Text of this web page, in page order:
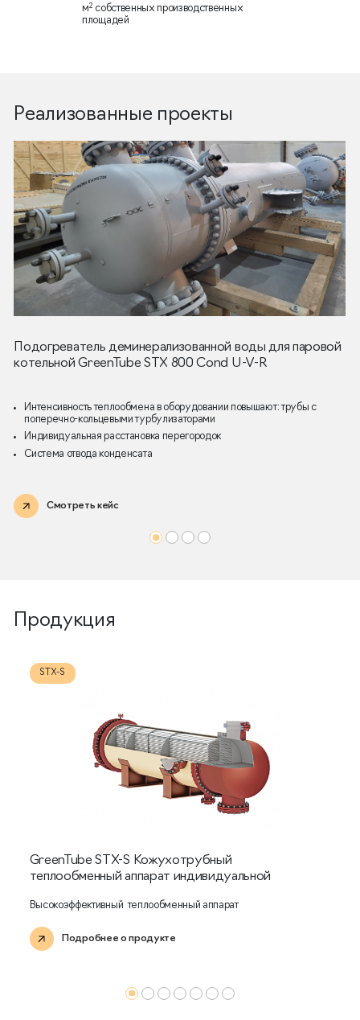
м2 собственных производственных
площадей
Реализованные проекты
Подогреватель деминерализованной воды для паровой
котельной GreenTube STX 800 Cond U-V-R
Интенсивность теплообмена в оборудовании повышают: трубы с
поперечно-кольцевыми турбулизаторами
Индивидуальная расстановка перегородок
Система отвода конденсата
Смотреть кейс
Продукция
STX-S
GreenTube STX-S Кожухотрубный
теплообменный аппарат индивидуальной
Высокоэффективный теплообменный аппарат
Подробнее о продукте